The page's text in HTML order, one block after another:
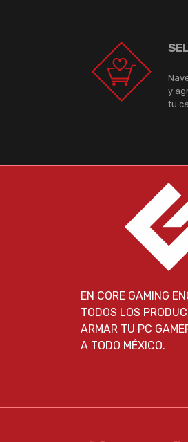
y
tu
EN CORE GAMING
TODOS LOS
ARMAR TU PC
A TODO MÉXICO.